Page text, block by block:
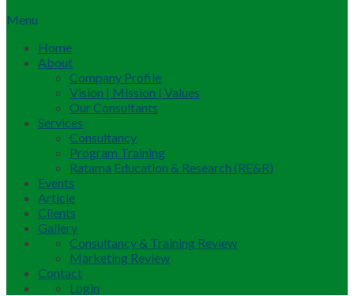
Menu
Home
About
Company Profile
Vision | Mission | Values
Our Consultants
Services
Consultancy
Program Training
Ratama Education & Research (RE&R)
Events
Article
Clients
Gallery
Consultancy & Training Review
Marketing Review
Contact
Login